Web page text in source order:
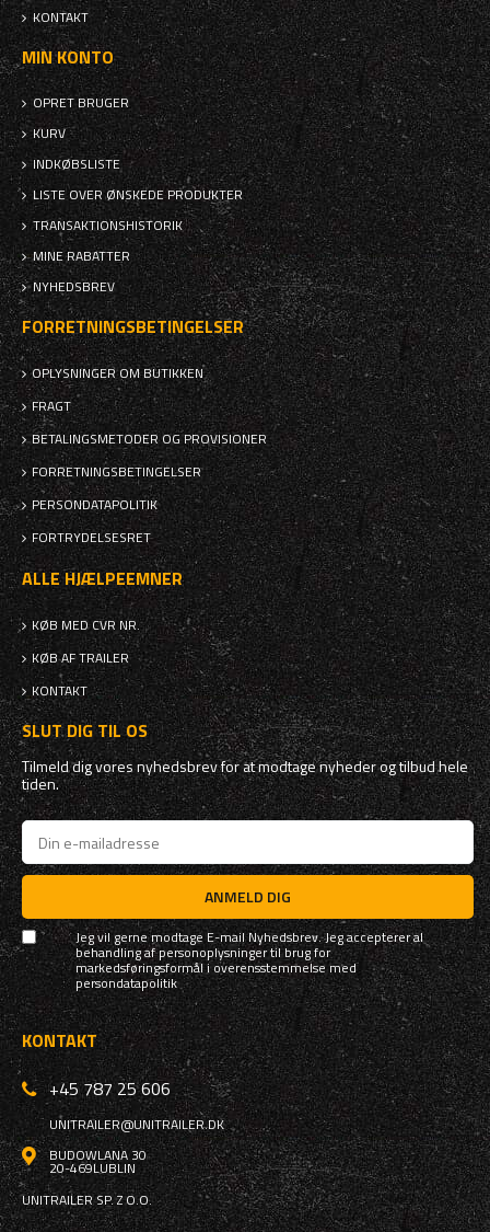
KONTAKT
MIN KONTO
OPRET BRUGER
KURV
INDKØBSLISTE
LISTE OVER ØNSKEDE PRODUKTER
TRANSAKTIONSHISTORIK
MINE RABATTER
NYHEDSBREV
FORRETNINGSBETINGELSER
OPLYSNINGER OM BUTIKKEN
FRAGT
BETALINGSMETODER OG PROVISIONER
FORRETNINGSBETINGELSER
PERSONDATAPOLITIK
FORTRYDELSESRET
ALLE HJÆLPEEMNER
KØB MED CVR NR.
KØB AF TRAILER
KONTAKT
SLUT DIG TIL OS
Tilmeld dig vores nyhedsbrev for at modtage nyheder og tilbud hele
tiden.
ANMELD DIG
Jeg vil gerne modtage E-mail Nyhedsbrev. Jeg accepterer al
behandling af personoplysninger til brug for
markedsføringsformål i overensstemmelse med
persondatapolitik
KONTAKT
+45 787 25 606
UNITRAILER@UNITRAILER.DK
BUDOWLANA 30
20-469LUBLIN
UNITRAILER SP. Z O.O.